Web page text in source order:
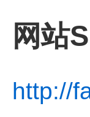
网站
http://